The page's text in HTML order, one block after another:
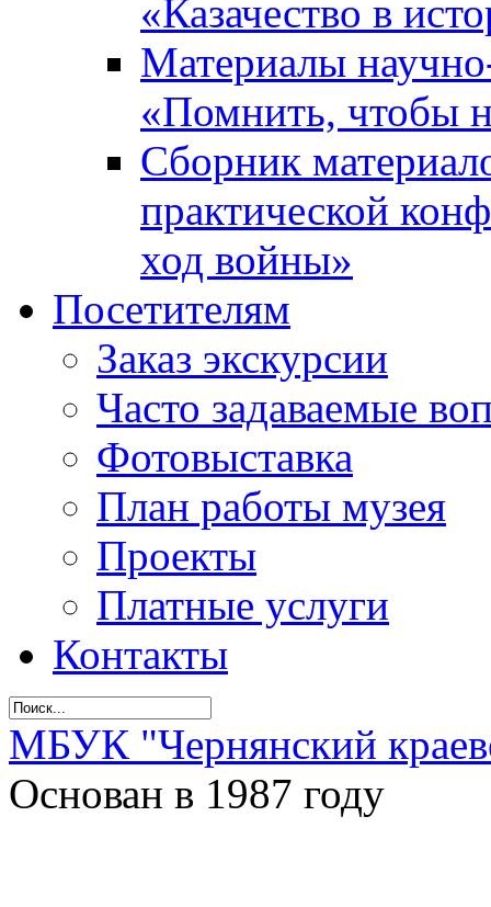
«Казачество в
Материалы
«Помнить, чтобы
Сборник
практической
ход войны»
Посетителям
Заказ экскурсии
Часто задаваемые
Фотовыставка
План работы музея
Проекты
Платные услуги
Контакты
МБУК "Чернянский
Основан в 1987 году